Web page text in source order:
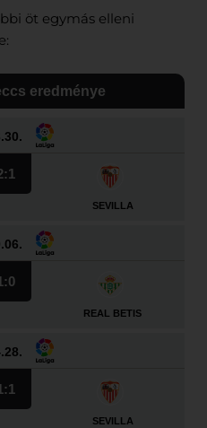
öt egymás elleni
eredménye
SEVILLA
REAL BETIS
SEVILLA